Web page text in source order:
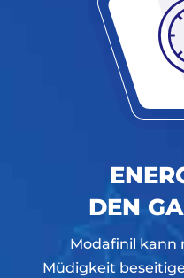
DEN
Modafinil kann
Müdigkeit